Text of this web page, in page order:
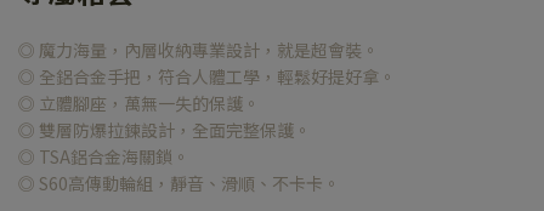
◎ 魔力海量，內層收納專業設計，就是超會裝。
◎ 全鋁合金手把，符合人體工學，輕鬆好提好拿。
◎ 立體腳座，萬無一失的保護。
◎ 雙層防爆拉鍊設計，全面完整保護。
◎ TSA鋁合金海關鎖。
◎ S60高傳動輪組，靜音、滑順、不卡卡。